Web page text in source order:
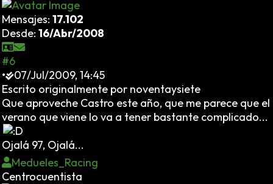
Mensajes: 17.102
Desde: 16/Abr/2008
#6
•
07/Jul/2009, 14:45
Escrito originalmente por noventaysiete
Que aproveche Castro este año, que me parece que el
verano que viene lo va a tener bastante complicado...
Ojalá 97, Ojalá...
Medueles_Racing
Centrocuentista